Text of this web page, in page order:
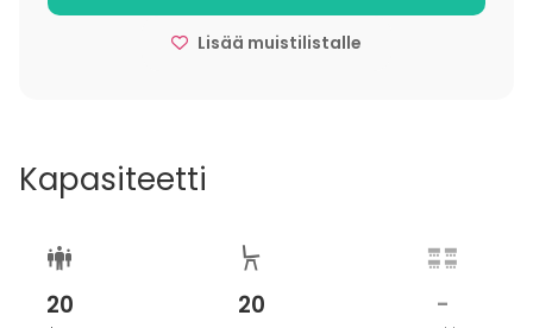
Lisää muistilistalle
Kapasiteetti
20 20 -